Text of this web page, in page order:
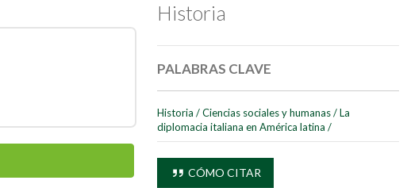
Historia
PALABRAS CLAVE
Historia / Ciencias sociales y humanas / La
diplomacia italiana en América latina /
CÓMO CITAR